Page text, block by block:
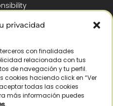
privacidad
con finalidades
relacionada con tus
de navegación y tu perfil.
cookies haciendo click en “Ver
todas las cookies
más información puedes
.
Pintado